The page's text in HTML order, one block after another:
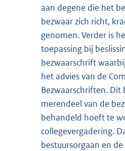
aan degene die het
bezwaar zich richt,
genomen. Verder is
toepassing bij
bezwaarschrift
het advies van de
Bezwaarschriften.
merendeel van de
behandeld hoeft te
collegevergadering.
bestuursorgaan en